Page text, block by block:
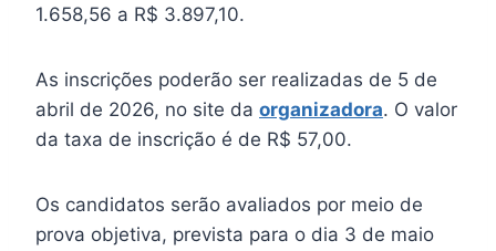
1.658,56 a R$ 3.897,10.
As inscrições poderão ser realizadas de 5 de
abril de 2026, no site da organizadora. O valor
da taxa de inscrição é de R$ 57,00.
Os candidatos serão avaliados por meio de
prova objetiva, prevista para o dia 3 de maio